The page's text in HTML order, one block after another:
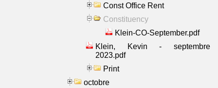
Const Office Rent
Constituency
Klein-CO-September.pdf
Klein, Kevin - septembre
2023.pdf
Print
octobre